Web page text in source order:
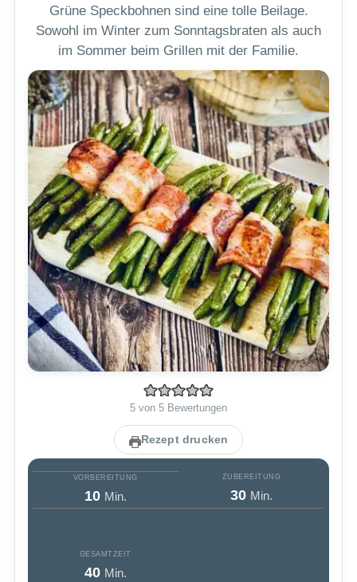
Grüne Speckbohnen sind eine tolle Beilage.
Sowohl im Winter zum Sonntagsbraten als auch
im Sommer beim Grillen mit der Familie.
5 von 5 Bewertungen
Rezept drucken
VORBEREITUNG
10Minuten
Min.
ZUBEREITUNG
30Minuten
Min.
GESAMTZEIT
40Minuten
Min.